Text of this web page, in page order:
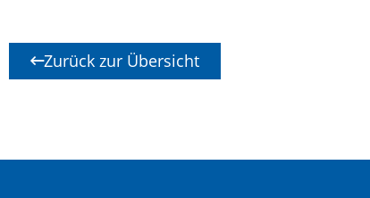
Zurück zur Übersicht